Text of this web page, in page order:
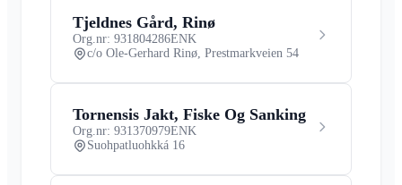
Tjeldnes Gård, Rinø
Org.nr: 931804286ENK
c/o Ole-Gerhard Rinø, Prestmarkveien 54
Tornensis Jakt, Fiske Og Sanking
Org.nr: 931370979ENK
Suohpatluohkká 16